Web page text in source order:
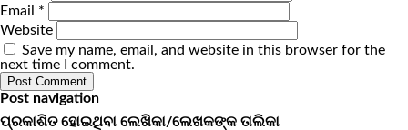
Email *
Website
Save my name, email, and website in this browser for the
next time I comment.
Post navigation
ପ୍ରକାଶିତ ହୋଇଥିବା ଲେଖିକା/ଲେଖକଙ୍କ ତାଲିକା